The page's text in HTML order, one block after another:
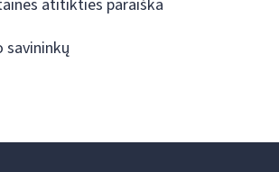
atitikties paraiška